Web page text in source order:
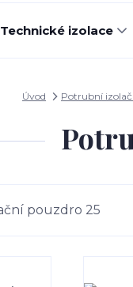
Technické izolace
Úvod Potrubní